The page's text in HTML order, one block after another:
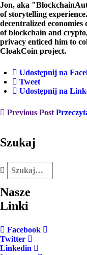
Jon, aka
of storytelling
decentralized
of blockchain and
privacy enticed him to
CloakCoin project.
Udostępnij na
Tweet
Udostępnij na
Previous Post
Szukaj
Nasze
Linki
Facebook
Twitter
Linkedin